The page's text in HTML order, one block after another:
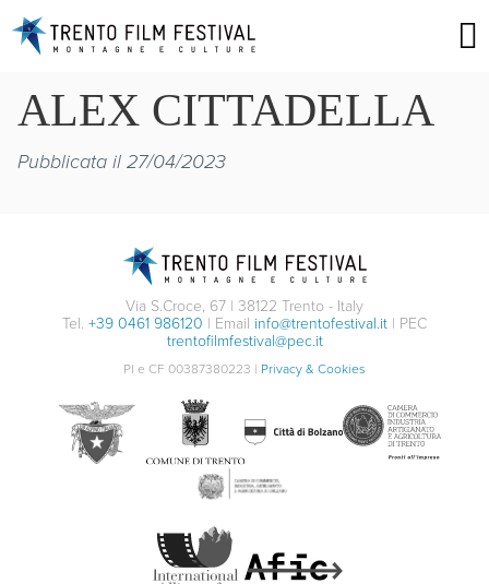
ALEX CITTADELLA
Pubblicata il 27/04/2023
Via S.Croce, 67 | 38122 Trento - Italy
Tel. +39 0461 986120 | Email info@trentofestival.it | PEC
trentofilmfestival@pec.it
PI e CF 00387380223 | Privacy & Cookies